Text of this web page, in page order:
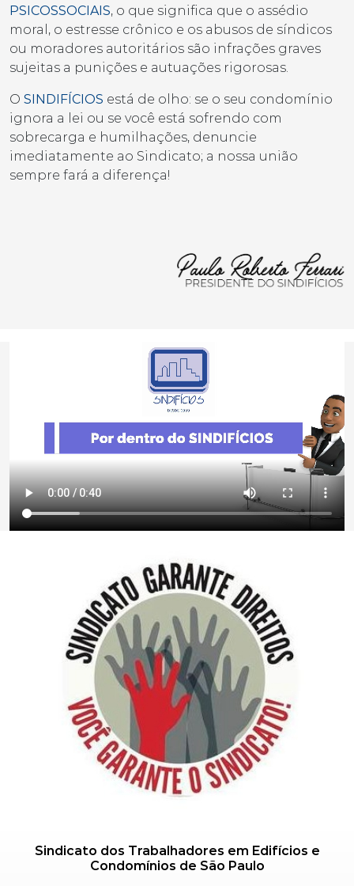
PSICOSSOCIAIS, o que significa que o assédio
moral, o estresse crônico e os abusos de síndicos
ou moradores autoritários são infrações graves
sujeitas a punições e autuações rigorosas.
O SINDIFÍCIOS está de olho: se o seu condomínio
ignora a lei ou se você está sofrendo com
sobrecarga e humilhações, denuncie
imediatamente ao Sindicato; a nossa união
sempre fará a diferença!
Sindicato dos Trabalhadores em Edifícios e
Condomínios de São Paulo